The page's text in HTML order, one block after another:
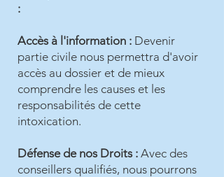
:
Accès à l'information : Devenir
partie civile nous permettra d'avoir
accès au dossier et de mieux
comprendre les causes et les
responsabilités de cette
intoxication.
Défense de nos Droits : Avec des
conseillers qualifiés, nous pourrons